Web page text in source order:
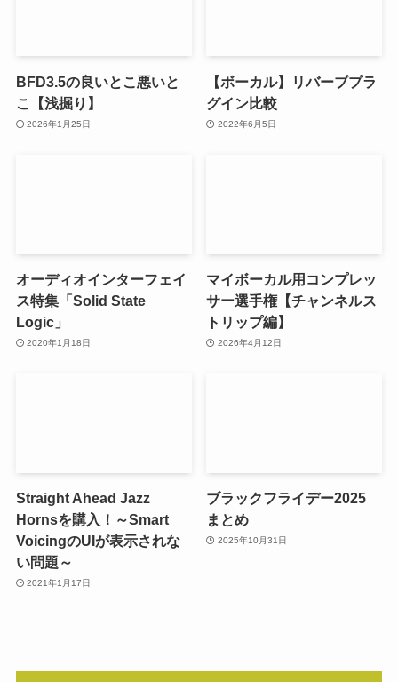
BFD3.5の良いとこ悪いと
こ【浅掘り】
2026年1月25日
【ボーカル】リバーブプラ
グイン比較
2022年6月5日
オーディオインターフェイ
ス特集「Solid State
Logic」
2020年1月18日
マイボーカル用コンプレッ
サー選手権【チャンネルス
トリップ編】
2026年4月12日
Straight Ahead Jazz
Hornsを購入！～Smart
VoicingのUIが表示されな
い問題～
2021年1月17日
ブラックフライデー2025
まとめ
2025年10月31日